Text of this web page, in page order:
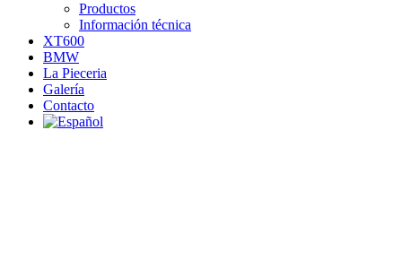
Productos
Información técnica
XT600
BMW
La Pieceria
Galería
Contacto